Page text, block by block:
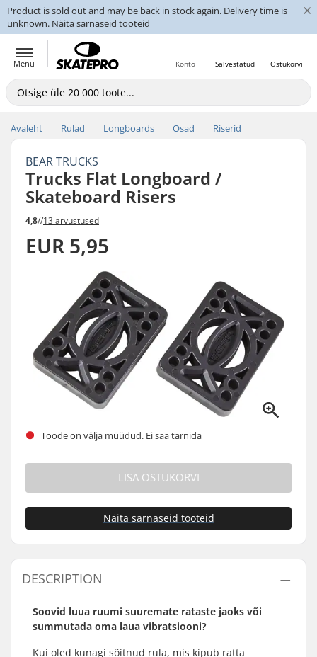
Product is sold out and may be back in stock again. Delivery time is
unknown. Näita sarnaseid tooteid
×
Menu Ostukorvi
Salvestatud
Konto
Avaleht Rulad Longboards Osad Riserid
BEAR TRUCKS
Trucks Flat Longboard /
Skateboard Risers
4,8//13 arvustused
EUR 5,95
Toode on välja müüdud. Ei saa tarnida
LISA OSTUKORVI
Näita sarnaseid tooteid
DESCRIPTION
Soovid luua ruumi suuremate rataste jaoks või
summutada oma laua vibratsiooni?
Kui oled kunagi sõitnud rula, mis kipub ratta